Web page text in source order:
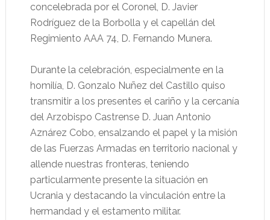
concelebrada por el Coronel, D. Javier
Rodríguez de la Borbolla y el capellán del
Regimiento AAA 74, D. Fernando Munera.
Durante la celebración, especialmente en la
homilía, D. Gonzalo Nuñez del Castillo quiso
transmitir a los presentes el cariño y la cercanía
del Arzobispo Castrense D. Juan Antonio
Aznárez Cobo, ensalzando el papel y la misión
de las Fuerzas Armadas en territorio nacional y
allende nuestras fronteras, teniendo
particularmente presente la situación en
Ucrania y destacando la vinculación entre la
hermandad y el estamento militar.